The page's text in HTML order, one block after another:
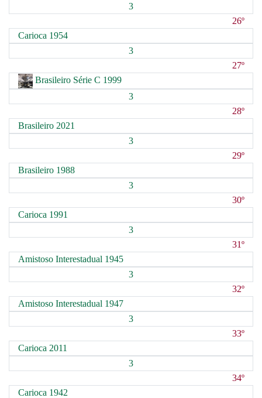
3
26º
Carioca 1954
3
27º
Brasileiro Série C 1999
3
28º
Brasileiro 2021
3
29º
Brasileiro 1988
3
30º
Carioca 1991
3
31º
Amistoso Interestadual 1945
3
32º
Amistoso Interestadual 1947
3
33º
Carioca 2011
3
34º
Carioca 1942